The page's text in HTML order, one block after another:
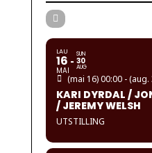
LAU
16
MAI
SUN
30
AUG
(mai 16) 00:00 - (aug.
KARI DYRDAL /
/ JEREMY WELSH
UTSTILLING